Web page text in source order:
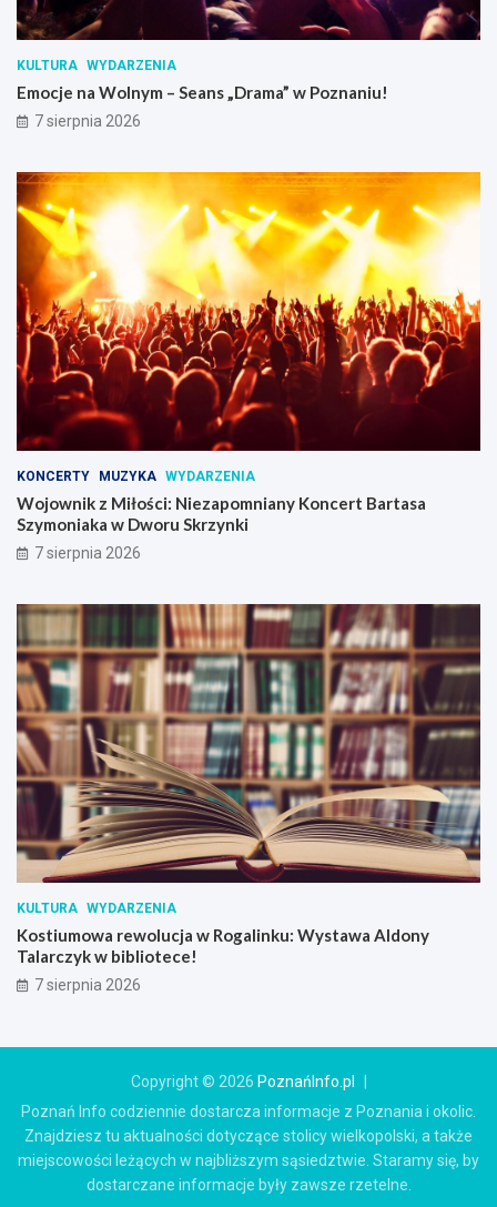
KULTURA WYDARZENIA
Emocje na Wolnym – Seans „Drama” w Poznaniu!
7 sierpnia 2026
KONCERTY MUZYKA WYDARZENIA
Wojownik z Miłości: Niezapomniany Koncert Bartasa
Szymoniaka w Dworu Skrzynki
7 sierpnia 2026
KULTURA WYDARZENIA
Kostiumowa rewolucja w Rogalinku: Wystawa Aldony
Talarczyk w bibliotece!
7 sierpnia 2026
Copyright © 2026 PoznańInfo.pl
Poznań Info codziennie dostarcza informacje z Poznania i okolic.
Znajdziesz tu aktualności dotyczące stolicy wielkopolski, a także
miejscowości leżących w najbliższym sąsiedztwie. Staramy się, by
dostarczane informacje były zawsze rzetelne.